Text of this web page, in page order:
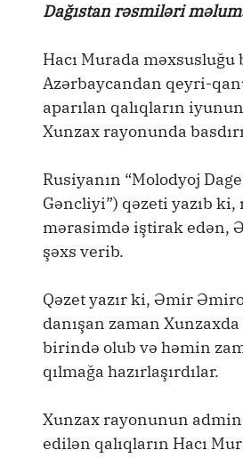
Dağıstan rəsmiləri
Hacı Murada
Azərbaycandan qeyri-
aparılan qalıqların
Xunzax rayonunda
Rusiyanın “Molodyoj
Gəncliyi”) qəzeti yazıb ki,
mərasimdə iştirak edən,
şəxs verib.
Qəzet yazır ki, Əmir
danışan zaman
birində olub və həmin
qılmağa hazırlaşırdılar.
Xunzax rayonunun
edilən qalıqların Hacı